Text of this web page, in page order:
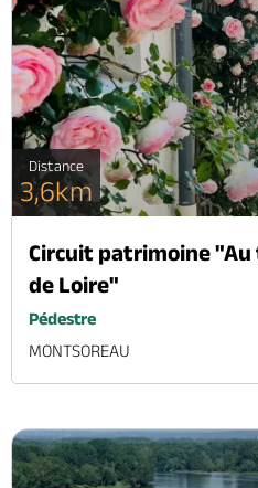
Distance
3,6km
Circuit patrimoine
de Loire"
Pédestre
MONTSOREAU